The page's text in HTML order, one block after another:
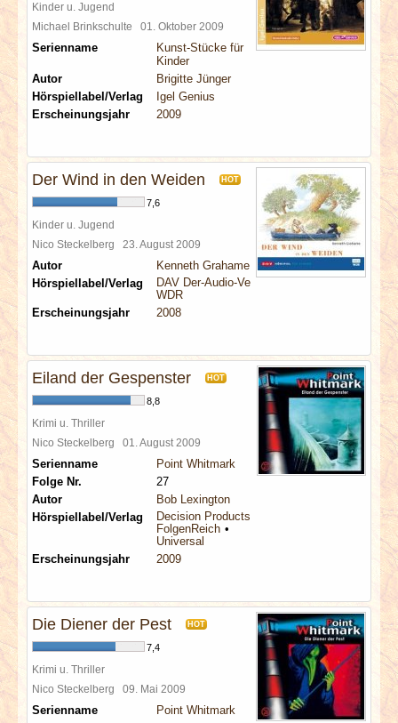
Kinder u. Jugend
Michael Brinkschulte 01. Oktober 2009
Serienname
Kunst-Stücke für
Kinder
Autor
Brigitte Jünger
Hörspiellabel/Verlag
Igel Genius
Erscheinungsjahr
2009
Der Wind in den Weiden HOT
7,6
Kinder u. Jugend
Nico Steckelberg 23. August 2009
Autor
Kenneth Grahame
Hörspiellabel/Verlag
DAV Der-Audio-Verlag
WDR
Erscheinungsjahr
2008
Eiland der Gespenster HOT
8,8
Krimi u. Thriller
Nico Steckelberg 01. August 2009
Serienname
Point Whitmark
Folge Nr.
27
Autor
Bob Lexington
Hörspiellabel/Verlag
Decision Products
FolgenReich
Universal
Erscheinungsjahr
2009
Die Diener der Pest HOT
7,4
Krimi u. Thriller
Nico Steckelberg 09. Mai 2009
Serienname
Point Whitmark